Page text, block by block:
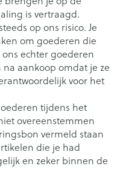
is vertraagd.
op ons risico. Je
om goederen die
echter goederen
aankoop omdat je ze
voor het
tijdens het
overeenstemmen
vermeld staan
die je had
en zeker binnen de